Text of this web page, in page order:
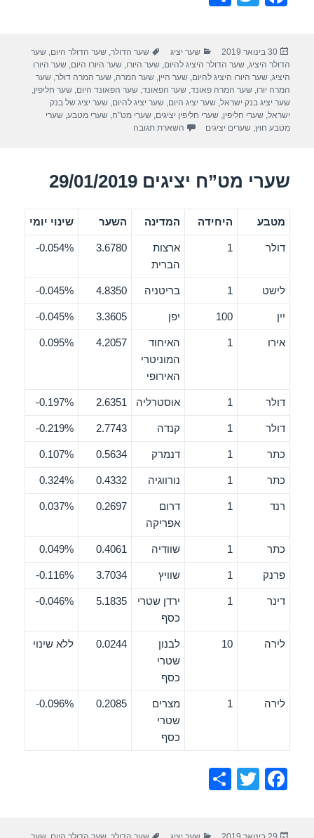
e
b
o
o
er
e
פורסם
בתאריך
30 בינואר 2019 קטגוריות
שער יציג תגיות
שער הדולר,שער הדולר היום,שער
הדולר היציג,שער הדולר היציג להיום,שער היורו,שער היורו היום,שער היורו
היציג,שער היורו היציג להיום,שער היין,שער המרה,שער המרה דולר,שער
המרה יורו,שער המרה פאונד,שער הפאונד,שער הפאונד היום,שער חליפין,
שער יציג בנק ישראל,שער יציג היום,שער יציג להיום,שער יציג של בנק
ישראל,שערי חליפין,שערי חליפין יציגים,שערי מט"ח,שערי מטבע,שערי
מטבע חוץ,שערים יציגים השארת תגובה
שערי מט”ח יציגים 29/01/2019
מטבע היחידה המדינה השער שינוי יומי
דולר 1
ארצות
הברית
3.6780
0.054%-
לישט 1 בריטניה 4.8350
0.045%-
יין 100 יפן 3.3605
0.045%-
אירו 1
האיחוד
המוניטרי
האירופי
4.2057
0.095%
דולר 1 אוסטרליה 2.6351
0.197%-
דולר 1 קנדה 2.7743
0.219%-
כתר 1 דנמרק 0.5634
0.107%
כתר 1 נורווגיה 0.4332
0.324%
רנד 1
דרום
אפריקה
0.2697
0.037%
כתר 1 שוודיה 0.4061
0.049%
פרנק 1 שוויץ 3.7034
0.116%-
דינר 1
ירדן שטרי
כסף
5.1835
0.046%-
לירה 10
לבנון
שטרי
כסף
0.0244 ללא שינוי
לירה 1
מצרים
שטרי
כסף
0.2085
0.096%-
F
T
פורסם
קטגוריות תגיות